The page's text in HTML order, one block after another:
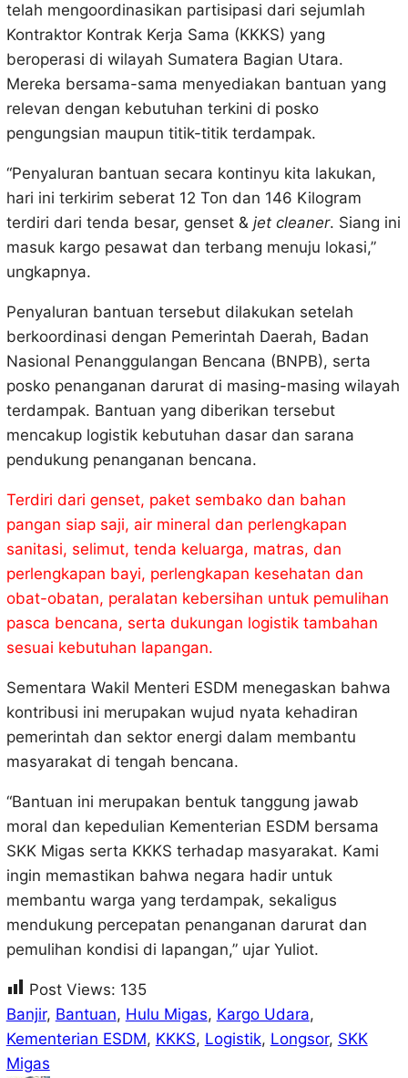
telah mengoordinasikan partisipasi dari sejumlah
Kontraktor Kontrak Kerja Sama (KKKS) yang
beroperasi di wilayah Sumatera Bagian Utara.
Mereka bersama-sama menyediakan bantuan yang
relevan dengan kebutuhan terkini di posko
pengungsian maupun titik-titik terdampak.
“Penyaluran bantuan secara kontinyu kita lakukan,
hari ini terkirim seberat 12 Ton dan 146 Kilogram
terdiri dari tenda besar, genset & jet cleaner. Siang ini
masuk kargo pesawat dan terbang menuju lokasi,”
ungkapnya.
Penyaluran bantuan tersebut dilakukan setelah
berkoordinasi dengan Pemerintah Daerah, Badan
Nasional Penanggulangan Bencana (BNPB), serta
posko penanganan darurat di masing-masing wilayah
terdampak. Bantuan yang diberikan tersebut
mencakup logistik kebutuhan dasar dan sarana
pendukung penanganan bencana.
Terdiri dari genset, paket sembako dan bahan
pangan siap saji, air mineral dan perlengkapan
sanitasi, selimut, tenda keluarga, matras, dan
perlengkapan bayi, perlengkapan kesehatan dan
obat-obatan, peralatan kebersihan untuk pemulihan
pasca bencana, serta dukungan logistik tambahan
sesuai kebutuhan lapangan.
Sementara Wakil Menteri ESDM menegaskan bahwa
kontribusi ini merupakan wujud nyata kehadiran
pemerintah dan sektor energi dalam membantu
masyarakat di tengah bencana.
“Bantuan ini merupakan bentuk tanggung jawab
moral dan kepedulian Kementerian ESDM bersama
SKK Migas serta KKKS terhadap masyarakat. Kami
ingin memastikan bahwa negara hadir untuk
membantu warga yang terdampak, sekaligus
mendukung percepatan penanganan darurat dan
pemulihan kondisi di lapangan,” ujar Yuliot.
Post Views: 135
Banjir, Bantuan, Hulu Migas, Kargo Udara
Kementerian ESDM, KKKS, Logistik, Longsor, SKK
Migas